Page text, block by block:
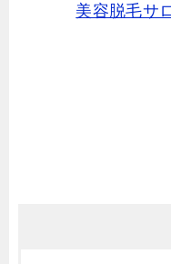
美容脱毛サ